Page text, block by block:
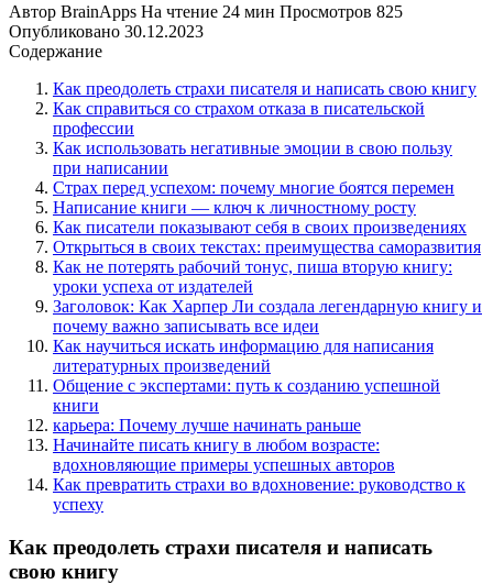
Автор BrainApps На чтение 24 мин Просмотров 825
Опубликовано 30.12.2023
Содержание
Как преодолеть страхи писателя и написать свою книгу
Как справиться со страхом отказа в писательской
профессии
Как использовать негативные эмоции в свою пользу
при написании
Страх перед успехом: почему многие боятся перемен
Написание книги — ключ к личностному росту
Как писатели показывают себя в своих произведениях
Открыться в своих текстах: преимущества саморазвития
Как не потерять рабочий тонус, пиша вторую книгу:
уроки успеха от издателей
Заголовок: Как Харпер Ли создала легендарную книгу и
почему важно записывать все идеи
Как научиться искать информацию для написания
литературных произведений
Общение с экспертами: путь к созданию успешной
книги
карьера: Почему лучше начинать раньше
Начинайте писать книгу в любом возрасте:
вдохновляющие примеры успешных авторов
Как превратить страхи во вдохновение: руководство к
успеху
Как преодолеть страхи писателя и написать
свою книгу